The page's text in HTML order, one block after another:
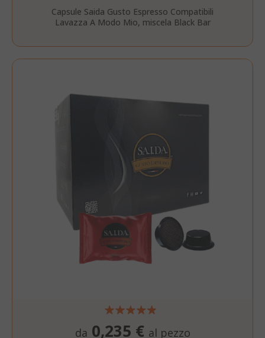
Capsule Saida Gusto Espresso Compatibili
Lavazza A Modo Mio, miscela Black Bar
da 0,235 € al pezzo